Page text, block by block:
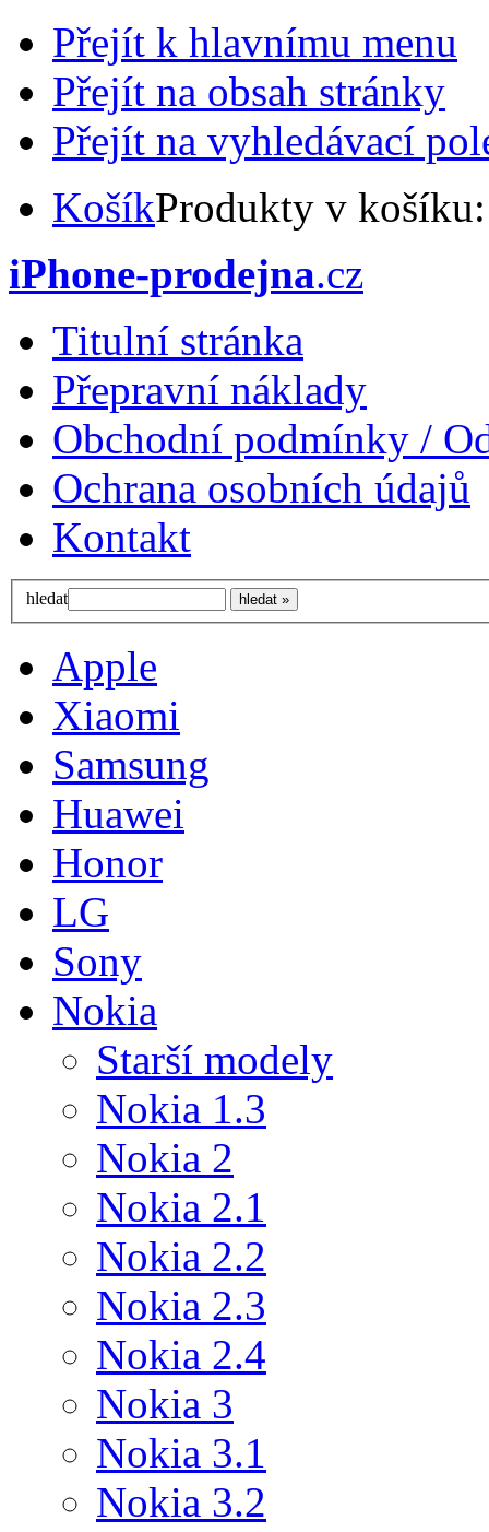
Přejít k hlavnímu menu
Přejít na obsah stránky
Přejít na vyhledávací
KošíkProdukty v
iPhone-prodejna.cz
Titulní stránka
Přepravní náklady
Obchodní podmínky /
Ochrana osobních údajů
Kontakt
hledat
Apple
Xiaomi
Samsung
Huawei
Honor
LG
Sony
Nokia
Starší modely
Nokia 1.3
Nokia 2
Nokia 2.1
Nokia 2.2
Nokia 2.3
Nokia 2.4
Nokia 3
Nokia 3.1
Nokia 3.2